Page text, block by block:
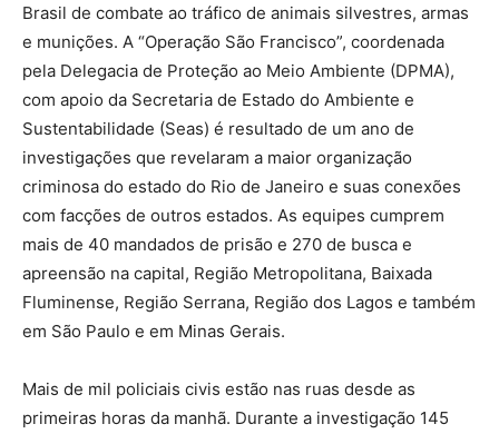
Brasil de combate ao tráfico de animais silvestres, armas
e munições. A “Operação São Francisco”, coordenada
pela Delegacia de Proteção ao Meio Ambiente (DPMA),
com apoio da Secretaria de Estado do Ambiente e
Sustentabilidade (Seas) é resultado de um ano de
investigações que revelaram a maior organização
criminosa do estado do Rio de Janeiro e suas conexões
com facções de outros estados. As equipes cumprem
mais de 40 mandados de prisão e 270 de busca e
apreensão na capital, Região Metropolitana, Baixada
Fluminense, Região Serrana, Região dos Lagos e também
em São Paulo e em Minas Gerais.
Mais de mil policiais civis estão nas ruas desde as
primeiras horas da manhã. Durante a investigação 145